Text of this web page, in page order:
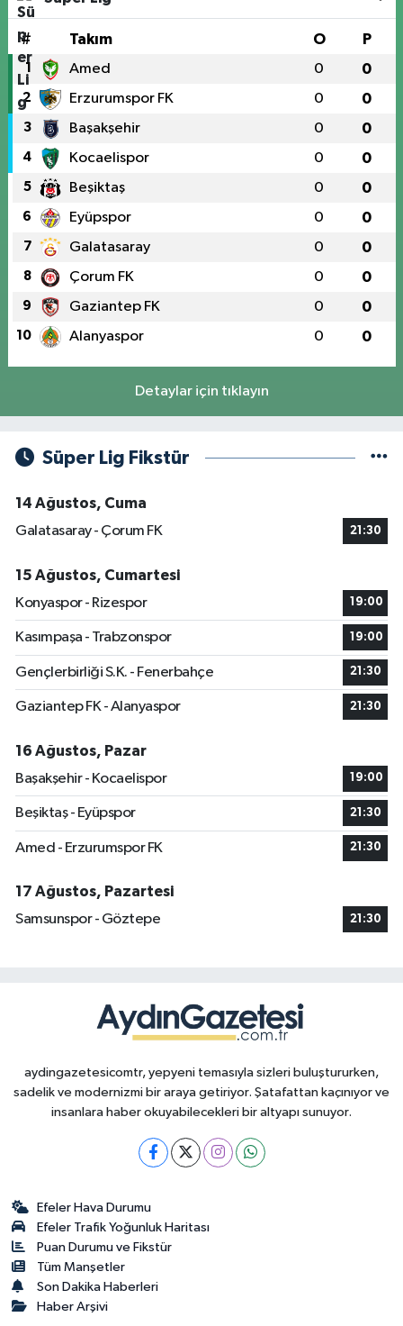
# Takım O P
1 Amed 0 0
2 Erzurumspor FK 0 0
3 Başakşehir 0 0
4 Kocaelispor 0 0
5 Beşiktaş 0 0
6 Eyüpspor 0 0
7 Galatasaray 0 0
8 Çorum FK 0 0
9 Gaziantep FK 0 0
10 Alanyaspor 0 0
Detaylar için tıklayın
Süper Lig Fikstür
14 Ağustos, Cuma
Galatasaray - Çorum FK
21:30
15 Ağustos, Cumartesi
Konyaspor - Rizespor
19:00
Kasımpaşa - Trabzonspor 19:00
Gençlerbirliği S.K. - Fenerbahçe 21:30
Gaziantep FK - Alanyaspor 21:30
16 Ağustos, Pazar
Başakşehir - Kocaelispor
19:00
Beşiktaş - Eyüpspor 21:30
Amed - Erzurumspor FK 21:30
17 Ağustos, Pazartesi
Samsunspor - Göztepe
21:30
aydingazetesicomtr, yepyeni temasıyla sizleri buluştururken,
sadelik ve modernizmi bir araya getiriyor. Şatafattan kaçınıyor ve
insanlara haber okuyabilecekleri bir altyapı sunuyor.
Efeler Hava Durumu
Efeler Trafik Yoğunluk Haritası
Puan Durumu ve Fikstür
Tüm Manşetler
Son Dakika Haberleri
Haber Arşivi